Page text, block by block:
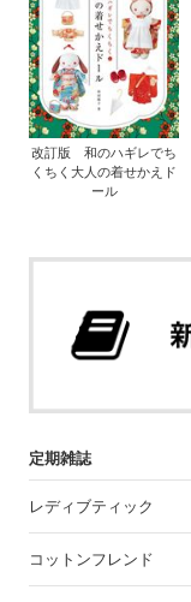
改訂版 和のハギレでち
くちく大人の着せかえド
ール
定期雑誌
レディブティック
コットンフレンド